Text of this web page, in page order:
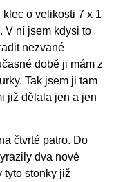
o velikosti 7 x 1
V ní jsem kdysi to
nezvané
době ji mám z
Tak jsem ji tam
již dělala jen a jen
čtvrté patro. Do
dva nové
tyto stonky již